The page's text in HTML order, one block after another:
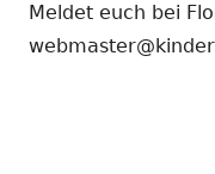
Meldet euch bei